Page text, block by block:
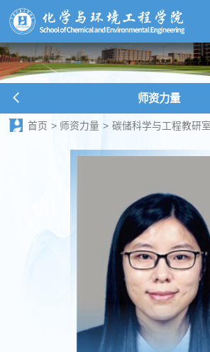
师资力量
首页 > 师资力量 > 碳储科学与工程教研室